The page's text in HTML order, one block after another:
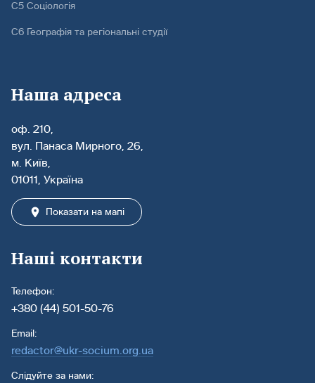
С5 Соціологія
С6 Географія та регіональні студії
Наша адреса
оф. 210,
вул. Панаса Мирного, 26,
м. Київ,
01011, Україна
Показати на мапі
Наші контакти
Телефон:
+380 (44) 501-50-76
Email:
redactor@ukr-socium.org.ua
Слідуйте за нами: